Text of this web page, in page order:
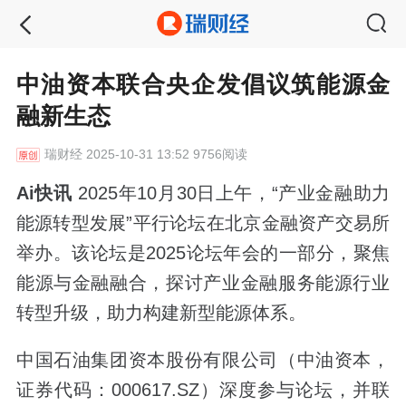
中油资本联合央企发倡议筑能源金
融新生态
瑞财经2025-10-31 13:52 9756阅读
Ai快讯 2025年10月30日上午，“产业金融助力
能源转型发展”平行论坛在北京金融资产交易所
举办。该论坛是2025论坛年会的一部分，聚焦
能源与金融融合，探讨产业金融服务能源行业
转型升级，助力构建新型能源体系。
中国石油集团资本股份有限公司（中油资本，
证券代码：000617.SZ）深度参与论坛，并联